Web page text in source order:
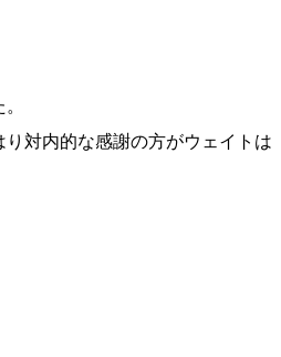
対内的な感謝の方がウェイトは